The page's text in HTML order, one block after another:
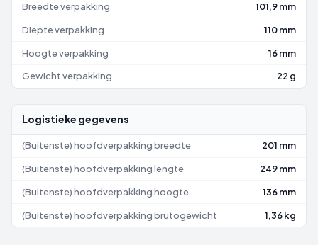
Breedte verpakking 101,9 mm
Diepte verpakking 110 mm
Hoogte verpakking 16 mm
Gewicht verpakking 22 g
Logistieke gegevens
(Buitenste) hoofdverpakking breedte 201 mm
(Buitenste) hoofdverpakking lengte 249 mm
(Buitenste) hoofdverpakking hoogte 136 mm
(Buitenste) hoofdverpakking brutogewicht 1,36 kg